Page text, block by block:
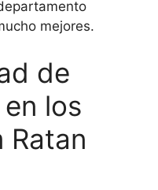
mejores.
de
los
Ratan